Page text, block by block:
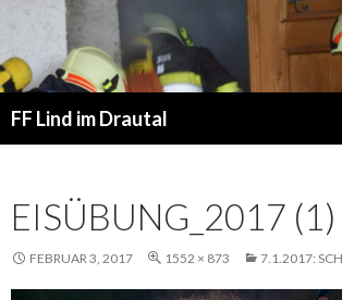
FF Lind im Drautal
EISÜBUNG_2017 (1)
FEBRUAR 3, 2017 1552 × 873 7.1.2017: